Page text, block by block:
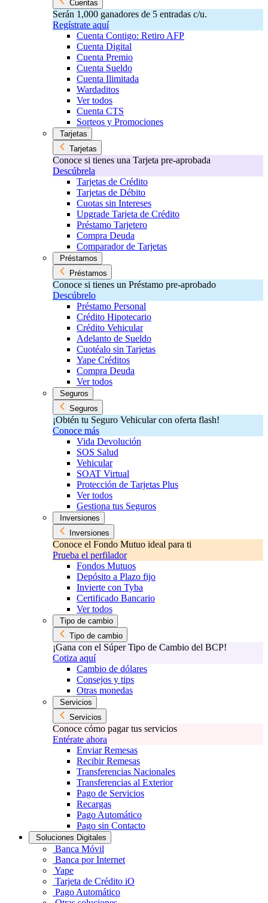
Cuentas
Serán 1,000 ganadores de 5 entradas c/u.
Regístrate aquí
Cuenta Contigo: Retiro AFP
Cuenta Digital
Cuenta Premio
Cuenta Sueldo
Cuenta Ilimitada
Wardaditos
Ver todos
Cuenta CTS
Sorteos y Promociones
Tarjetas
Tarjetas
Conoce si tienes una Tarjeta pre-aprobada
Descúbrela
Tarjetas de Crédito
Tarjetas de Débito
Cuotas sin Intereses
Upgrade Tarjeta de Crédito
Préstamo Tarjetero
Compra Deuda
Comparador de Tarjetas
Préstamos
Préstamos
Conoce si tienes un Préstamo pre-aprobado
Descúbrelo
Préstamo Personal
Crédito Hipotecario
Crédito Vehicular
Adelanto de Sueldo
Cuotéalo sin Tarjetas
Yape Créditos
Compra Deuda
Ver todos
Seguros
Seguros
¡Obtén tu Seguro Vehicular con oferta flash!
Conoce más
Vida Devolución
SOS Salud
Vehicular
SOAT Virtual
Protección de Tarjetas Plus
Ver todos
Gestiona tus Seguros
Inversiones
Inversiones
Conoce el Fondo Mutuo ideal para ti
Prueba el perfilador
Fondos Mutuos
Depósito a Plazo fijo
Invierte con Tyba
Certificado Bancario
Ver todos
Tipo de cambio
Tipo de cambio
¡Gana con el Súper Tipo de Cambio del BCP!
Cotiza aquí
Cambio de dólares
Consejos y tips
Otras monedas
Servicios
Servicios
Conoce cómo pagar tus servicios
Entérate ahora
Enviar Remesas
Recibir Remesas
Transferencias Nacionales
Transferencias al Exterior
Pago de Servicios
Recargas
Pago Automático
Pago sin Contacto
Soluciones Digitales
Banca Móvil
Banca por Internet
Yape
Tarjeta de Crédito iO
Pago Automático